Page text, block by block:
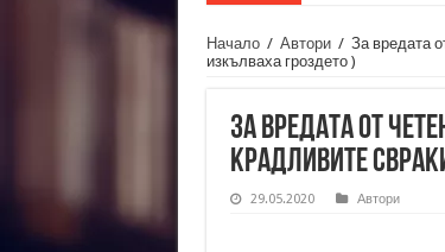
Начало / Автори / За вредата
изкълваха гроздето )
За вредата от
крадливите
29.05.2020 Автори